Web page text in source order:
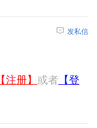
发私信
【注册】 或者 【登